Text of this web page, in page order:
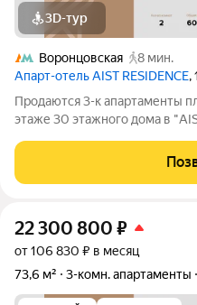
3D-тур
Воронцовская
8 мин.
Апарт-отель AIST RESIDENCE,
Продаются 3-к апартаменты
этаже 30 этажного дома в
стремится к гармонии между
отдыхом на природе.
22 300 800 ₽
от 106 830 ₽ в месяц
73,6 м²
3-комн. апартаменты